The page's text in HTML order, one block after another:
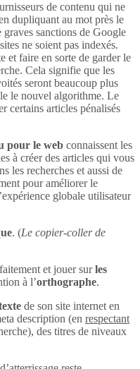
de contenu qui ne
dupliquant au mot près le
graves sanctions de Google
ne soient pas indexés.
et faire en sorte de garder le
Cela signifie que les
seront beaucoup plus
le nouvel algorithme. Le
certains articles pénalisés
pour le web connaissent les
à créer des articles qui vous
les recherches et aussi de
pour améliorer le
globale utilisateur
. (Le copier-coller de
et jouer surles
à l’orthographe.
de son site internet en
description (en respectant
des titres de niveaux